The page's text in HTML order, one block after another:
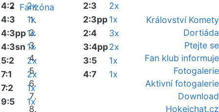
Fanzóna
Království Komety
Dortiáda
Ptejte se
Fan klub informuje
Fotogalerie
Aktivní fotogalerie
Download
Hokejchat.cz
4:2
2x
4:3
1x
4:3pp1x
4:3sn 1x
5:2
2x
7:1
2x
7:2
1x
9:5
1x
2:3
2x
2:3pp1x
2:4
3x
3:4pp2x
3:5
1x
4:7
1x